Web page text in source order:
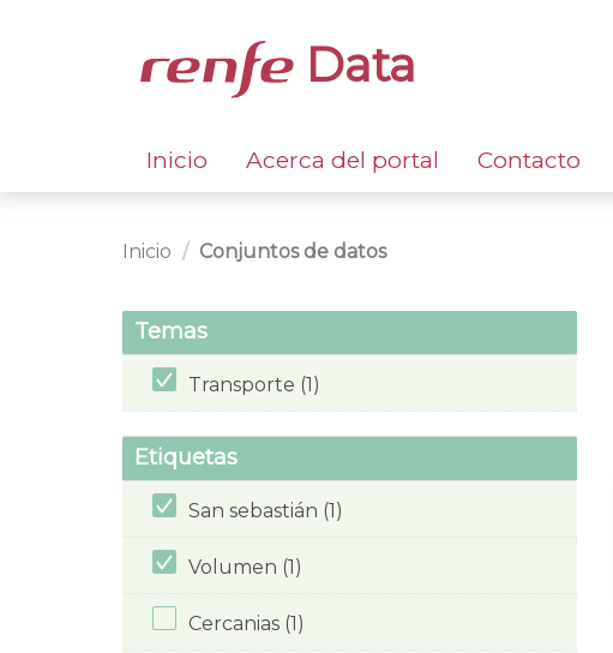
Data
Inicio Acerca del portal Contacto
Inicio Conjuntos de datos
Temas
Transporte (1)
Etiquetas
San sebastián (1)
Volumen (1)
Cercanias (1)